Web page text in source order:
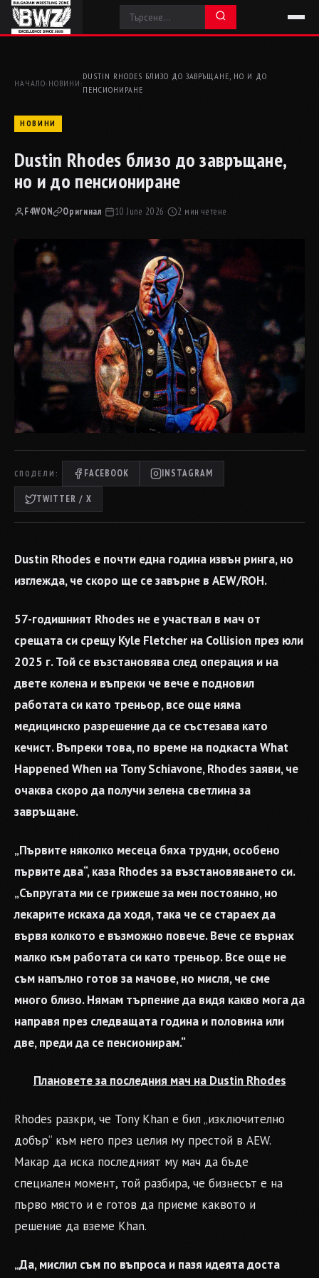
НАЧАЛО› НОВИНИ ›
DUSTIN RHODES БЛИЗО ДО ЗАВРЪЩАНЕ, НО И ДО
ПЕНСИОНИРАНЕ
НОВИНИ
Dustin Rhodes близо до завръщане,
но и до пенсиониране
F4WON Оригинал· 10 June 2026· 2 мин четене
СПОДЕЛИ: FACEBOOK INSTAGRAM
TWITTER / X
Dustin Rhodes е почти една година извън ринга, но
изглежда, че скоро ще се завърне в AEW/ROH.
57-годишният Rhodes не е участвал в мач от
срещата си срещу Kyle Fletcher на Collision през юли
2025 г. Той се възстановява след операция и на
двете колена и въпреки че вече е подновил
работата си като треньор, все още няма
медицинско разрешение да се състезава като
кечист. Въпреки това, по време на подкаста What
Happened When на Tony Schiavone, Rhodes заяви, че
очаква скоро да получи зелена светлина за
завръщане.
„Първите няколко месеца бяха трудни, особено
първите два“, каза Rhodes за възстановяването си.
„Съпругата ми се грижеше за мен постоянно, но
лекарите искаха да ходя, така че се стараех да
вървя колкото е възможно повече. Вече се върнах
малко към работата си като треньор. Все още не
съм напълно готов за мачове, но мисля, че сме
много близо. Нямам търпение да видя какво мога да
направя през следващата година и половина или
две, преди да се пенсионирам.“
Плановете за последния мач на Dustin Rhodes
Rhodes разкри, че Tony Khan е бил „изключително
добър“ към него през целия му престой в AEW.
Макар да иска последният му мач да бъде
специален момент, той разбира, че бизнесът е на
първо място и е готов да приеме каквото и
решение да вземе Khan.
„Да, мислил съм по въпроса и пазя идеята доста